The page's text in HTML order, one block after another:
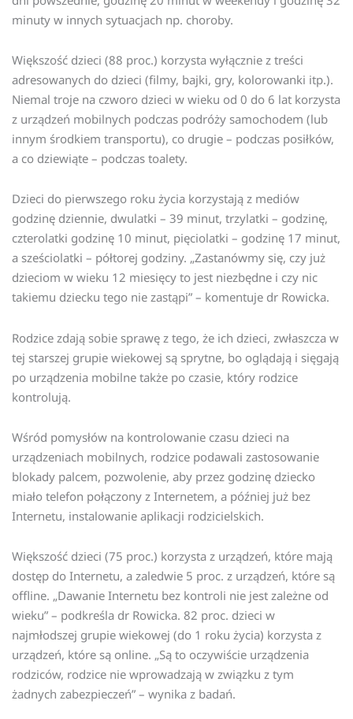
minuty w innych sytuacjach np. choroby.
Większość dzieci (88 proc.) korzysta wyłącznie z treści
adresowanych do dzieci (filmy, bajki, gry, kolorowanki itp.).
Niemal troje na czworo dzieci w wieku od 0 do 6 lat korzysta
z urządzeń mobilnych podczas podróży samochodem (lub
innym środkiem transportu), co drugie – podczas posiłków,
a co dziewiąte – podczas toalety.
Dzieci do pierwszego roku życia korzystają z mediów
godzinę dziennie, dwulatki – 39 minut, trzylatki – godzinę,
czterolatki godzinę 10 minut, pięciolatki – godzinę 17 minut,
a sześciolatki – półtorej godziny. „Zastanówmy się, czy już
dzieciom w wieku 12 miesięcy to jest niezbędne i czy nic
takiemu dziecku tego nie zastąpi” – komentuje dr Rowicka.
Rodzice zdają sobie sprawę z tego, że ich dzieci, zwłaszcza w
tej starszej grupie wiekowej są sprytne, bo oglądają i sięgają
po urządzenia mobilne także po czasie, który rodzice
kontrolują.
Wśród pomysłów na kontrolowanie czasu dzieci na
urządzeniach mobilnych, rodzice podawali zastosowanie
blokady palcem, pozwolenie, aby przez godzinę dziecko
miało telefon połączony z Internetem, a później już bez
Internetu, instalowanie aplikacji rodzicielskich.
Większość dzieci (75 proc.) korzysta z urządzeń, które mają
dostęp do Internetu, a zaledwie 5 proc. z urządzeń, które są
offline. „Dawanie Internetu bez kontroli nie jest zależne od
wieku” – podkreśla dr Rowicka. 82 proc. dzieci w
najmłodszej grupie wiekowej (do 1 roku życia) korzysta z
urządzeń, które są online. „Są to oczywiście urządzenia
rodziców, rodzice nie wprowadzają w związku z tym
żadnych zabezpieczeń” – wynika z badań.